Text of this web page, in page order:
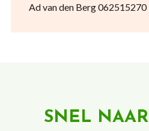
Ad van den Berg 062515270
SNEL NAAR